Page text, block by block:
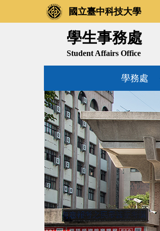
國立臺中科技大學
學生事務處
Student Affairs Office
學務處